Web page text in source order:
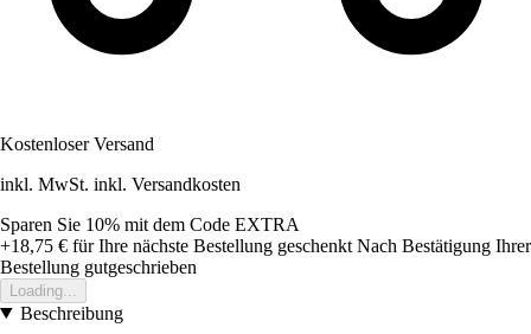
Kostenloser Versand
inkl. MwSt. inkl. Versandkosten
Sparen Sie 10% mit dem Code EXTRA
+18,75 € für Ihre nächste Bestellung geschenkt Nach Bestätigung Ihrer
Bestellung gutgeschrieben
Loading...
Beschreibung